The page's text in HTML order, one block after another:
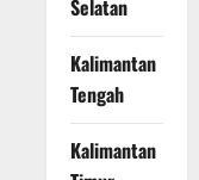
Selatan
Kalimantan
Tengah
Kalimantan